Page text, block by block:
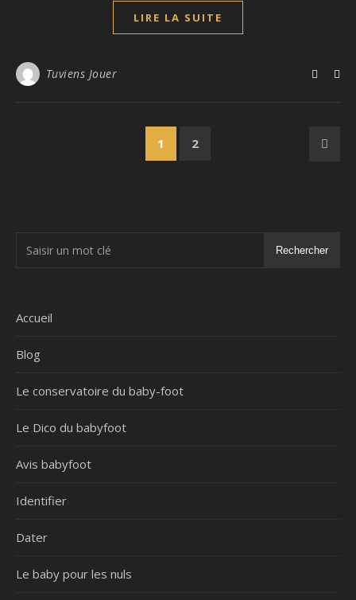
LIRE LA SUITE
Tuviens Jouer
1 2
Rechercher
Accueil
Blog
Le conservatoire du baby-foot
Le Dico du babyfoot
Avis babyfoot
Identifier
Dater
Le baby pour les nuls